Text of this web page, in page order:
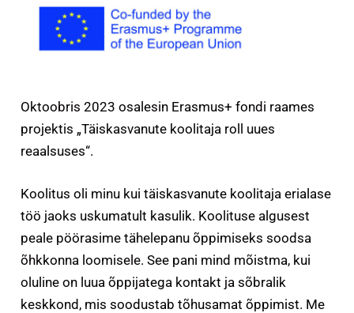
Oktoobris 2023 osalesin Erasmus+ fondi raames
projektis „Täiskasvanute koolitaja roll uues
reaalsuses“.
Koolitus oli minu kui täiskasvanute koolitaja erialase
töö jaoks uskumatult kasulik. Koolituse algusest
peale pöörasime tähelepanu õppimiseks soodsa
õhkkonna loomisele. See pani mind mõistma, kui
oluline on luua õppijatega kontakt ja sõbralik
keskkond, mis soodustab tõhusamat õppimist. Me